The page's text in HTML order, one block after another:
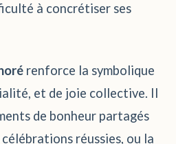
à concrétiser ses
renforce la symbolique
et de joie collective. Il
de bonheur partagés
réussies, ou la